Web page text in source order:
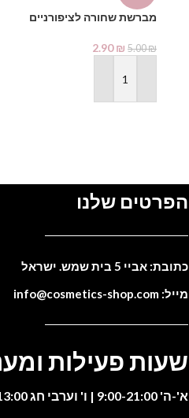
מברשת שחורה לציפורניים
5.00₪
2.90₪
הוספה לסל
הפרטים שלנו
כתובת: אביי 5 בית שמש. ישראל
מייל: info@cosmetics-shop.com
שעות פעילות
א'-ה' 9:00-21:00 | ו' וערבי חג 9:00-13:00